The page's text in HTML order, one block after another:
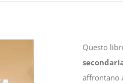
Questo
affrontano